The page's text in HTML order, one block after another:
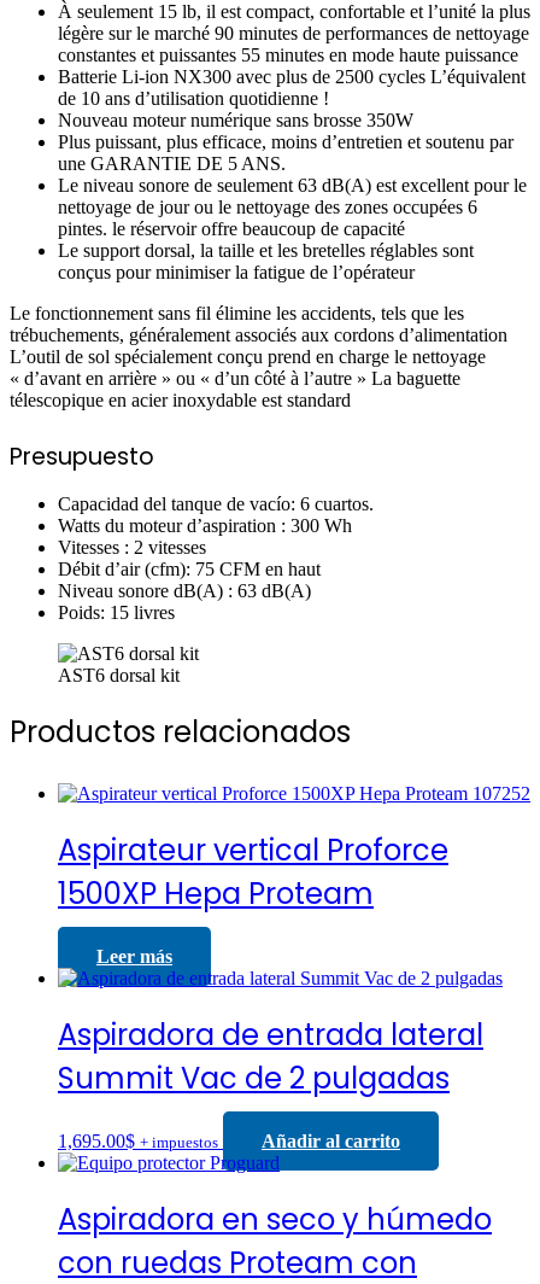
À seulement 15 lb, il est compact, confortable et l’unité la plus
légère sur le marché 90 minutes de performances de nettoyage
constantes et puissantes 55 minutes en mode haute puissance
Batterie Li-ion NX300 avec plus de 2500 cycles L’équivalent
de 10 ans d’utilisation quotidienne !
Nouveau moteur numérique sans brosse 350W
Plus puissant, plus efficace, moins d’entretien et soutenu par
une GARANTIE DE 5 ANS.
Le niveau sonore de seulement 63 dB(A) est excellent pour le
nettoyage de jour ou le nettoyage des zones occupées 6
pintes. le réservoir offre beaucoup de capacité
Le support dorsal, la taille et les bretelles réglables sont
conçus pour minimiser la fatigue de l’opérateur
Le fonctionnement sans fil élimine les accidents, tels que les
trébuchements, généralement associés aux cordons d’alimentation
L’outil de sol spécialement conçu prend en charge le nettoyage
« d’avant en arrière » ou « d’un côté à l’autre » La baguette
télescopique en acier inoxydable est standard
Presupuesto
Capacidad del tanque de vacío: 6 cuartos.
Watts du moteur d’aspiration : 300 Wh
Vitesses : 2 vitesses
Débit d’air (cfm): 75 CFM en haut
Niveau sonore dB(A) : 63 dB(A)
Poids: 15 livres
AST6 dorsal kit
Productos relacionados
Aspirateur vertical Proforce
1500XP Hepa Proteam
Leer más
Aspiradora de entrada lateral
Summit Vac de 2 pulgadas
1,695.00$ + impuestos Añadir al carrito
Aspiradora en seco y húmedo
con ruedas Proteam con